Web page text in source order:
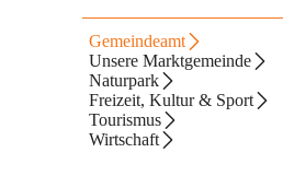
Gemeindeamt
Unsere Marktgemeinde
Naturpark
Freizeit, Kultur & Sport
Tourismus
Wirtschaft
Wir sind bei CITIES! Und Du?
CITIES ist die offizielle digitale
Stadt/Gemeinde, mit welcher wir die
Verwaltung, unseren Bürgerinnen und